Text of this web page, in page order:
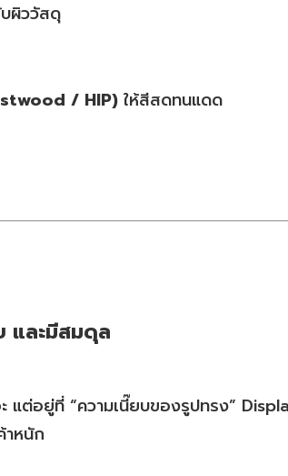
ผิววัสดุ
/ HIP) ให้สีสดทนแดด
และมีสมดุล
แต่อยู่ที่ “ความเนี๊ยบของรูปทรง”
าหนัก